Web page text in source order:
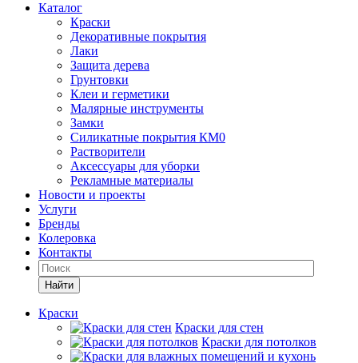
Каталог
Краски
Декоративные покрытия
Лаки
Защита дерева
Грунтовки
Клеи и герметики
Малярные инструменты
Замки
Силикатные покрытия КМ0
Растворители
Аксессуары для уборки
Рекламные материалы
Новости и проекты
Услуги
Бренды
Колеровка
Контакты
Найти
Краски
Краски для стен
Краски для потолков